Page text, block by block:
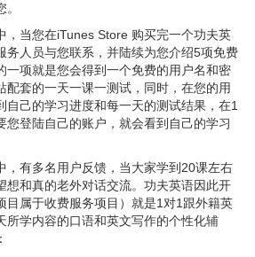
，当您在iTunes Store 购买完一个功夫英
务人员与您联系，并陆续为您介绍5项免费
一项就是您会得到一个免费的用户名和密
配套的一天一课一测试，同时，在您的用
自己的学习进度和每一天的测试结果，在1
您登陆自己的账户，就会看到自己的学习
，有多名用户反馈，当大家学到20课左右
想和真的老外对话交流。功夫英语因此开
目属于收费服务项目）就是1对1跟外籍英
所学内容的口语和英文写作的个性化辅